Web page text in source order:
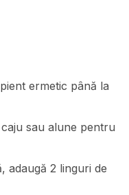
ermetic până la
sau alune pentru
adaugă 2 linguri de